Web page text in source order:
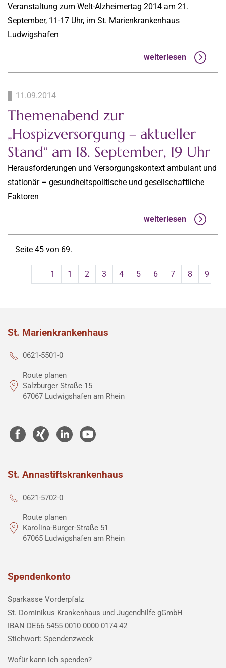
Veranstaltung zum Welt-Alzheimertag 2014 am 21.
September, 11-17 Uhr, im St. Marienkrankenhaus
Ludwigshafen
weiterlesen
11.09.2014
Themenabend zur
„Hospizversorgung – aktueller
Stand“ am 18. September, 19 Uhr
Herausforderungen und Versorgungskontext ambulant und
stationär – gesundheitspolitische und gesellschaftliche
Faktoren
weiterlesen
Seite 45 von 69.
1 1 2 3 4 5 6 7 8 9
St. Marienkrankenhaus
0621-5501-0
Route planen
Salzburger Straße 15
67067 Ludwigshafen am Rhein
St. Annastiftskrankenhaus
0621-5702-0
Route planen
Karolina-Burger-Straße 51
67065 Ludwigshafen am Rhein
Spendenkonto
Sparkasse Vorderpfalz
St. Dominikus Krankenhaus und Jugendhilfe gGmbH
IBAN DE66 5455 0010 0000 0174 42
Stichwort: Spendenzweck
Wofür kann ich spenden?